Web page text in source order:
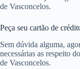
de Vasconcelos.
Peça seu cartão de
Sem dúvida alguma,
necessárias as respeito
de Vasconcelos.